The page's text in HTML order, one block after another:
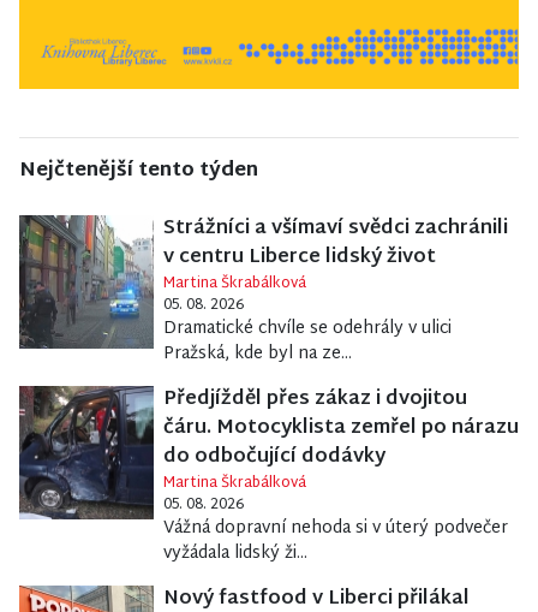
Nejčtenější tento týden
Strážníci a všímaví svědci zachránili
v centru Liberce lidský život
Martina Škrabálková
05. 08. 2026
Dramatické chvíle se odehrály v ulici
Pražská, kde byl na ze...
Předjížděl přes zákaz i dvojitou
čáru. Motocyklista zemřel po nárazu
do odbočující dodávky
Martina Škrabálková
05. 08. 2026
Vážná dopravní nehoda si v úterý podvečer
vyžádala lidský ži...
Nový fastfood v Liberci přilákal